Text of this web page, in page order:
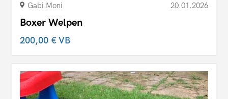
Gabi Moni 20.01.2026
Boxer Welpen
200,00 €VB